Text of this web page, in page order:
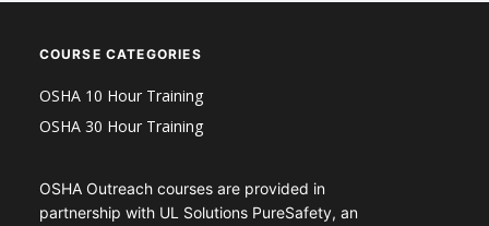
COURSE CATEGORIES
OSHA 10 Hour Training
OSHA 30 Hour Training
OSHA Outreach courses are provided in
partnership with UL Solutions PureSafety, an